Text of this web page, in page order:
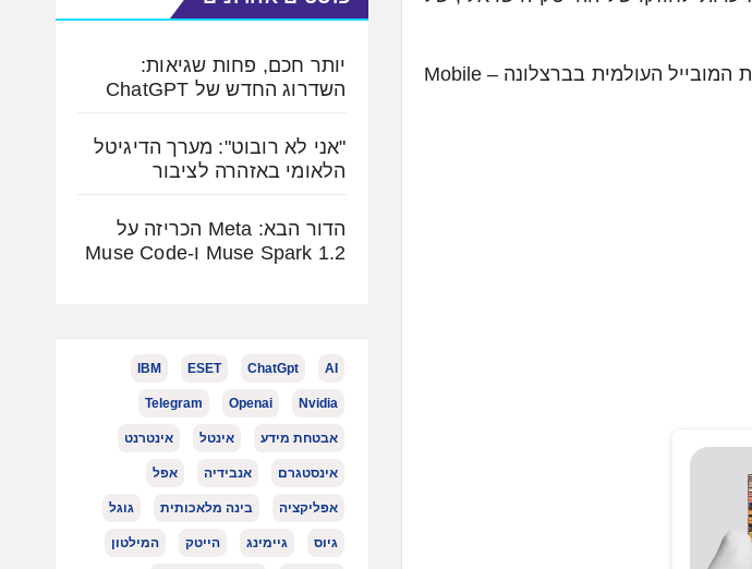
שבב בארי, שמיוצר במפעל החברה בהר החוצבים, הושק ומוצג השבוע בתערוכת המובייל העולמית בברצלונה – Mobile
יותר חכם, פחות שגיאות:
השדרוג החדש של ChatGPT
"אני לא רובוט": מערך הדיגיטל
הלאומי באזהרה לציבור
הדור הבא: Meta הכריזה על
Muse Spark 1.2 ו-Muse Code
AI
ChatGpt
ESET
IBM
Nvidia
Openai
Telegram
אבטחת מידע אינטל אינטרנט
אינסטגרם אנבידיה אפל
אפליקציה בינה מלאכותית גוגל
גיוס גיימינג הייטק המילטון